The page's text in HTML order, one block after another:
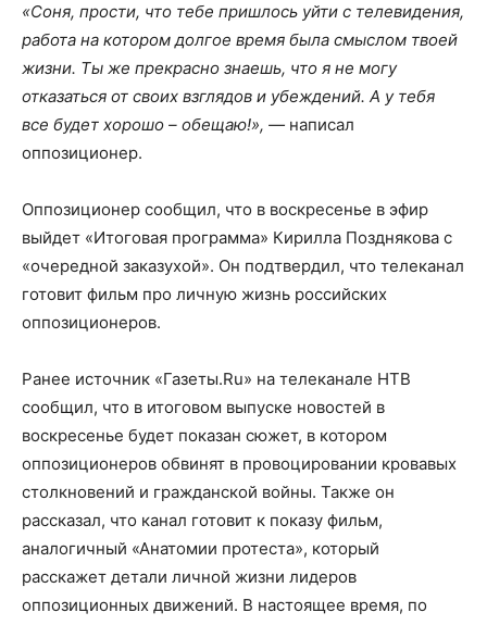
«Соня, прости, что тебе пришлось уйти с телевидения,
работа на котором долгое время была смыслом твоей
жизни. Ты же прекрасно знаешь, что я не могу
отказаться от своих взглядов и убеждений. А у тебя
все будет хорошо – обещаю!», — написал
оппозиционер.
Оппозиционер сообщил, что в воскресенье в эфир
выйдет «Итоговая программа» Кирилла Позднякова с
«очередной заказухой». Он подтвердил, что телеканал
готовит фильм про личную жизнь российских
оппозиционеров.
Ранее источник «Газеты.Ru» на телеканале НТВ
сообщил, что в итоговом выпуске новостей в
воскресенье будет показан сюжет, в котором
оппозиционеров обвинят в провоцировании кровавых
столкновений и гражданской войны. Также он
рассказал, что канал готовит к показу фильм,
аналогичный «Анатомии протеста», который
расскажет детали личной жизни лидеров
оппозиционных движений. В настоящее время, по